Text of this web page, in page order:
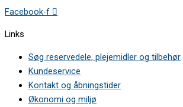
Facebook-f
Links
Søg reservedele, plejemidler og tilbehør
Kundeservice
Kontakt og åbningstider
Økonomi og miljø